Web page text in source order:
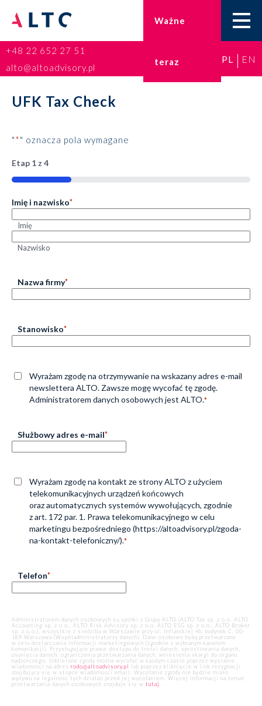
Ważne
teraz
Doradztwo podatkowe
Broker ubezpieczeniowy
Prawo karne dla biznesu
Rozwiązania
Dołącz do nas
Dlaczego ALTO
Case studies
Baza wiedzy
Kontakt
+48 22 652 27 51
alto@altoadvisory.pl
PL EN
UFK Tax Check
"*" oznacza pola wymagane
Etap 1 z 4
25%
Imię i nazwisko*
Imię
Nazwisko
Nazwa firmy*
Stanowisko*
Zgoda*
Wyrażam zgodę na otrzymywanie na wskazany adres e-mail
newslettera ALTO. Zawsze mogę wycofać tę zgodę.
Administratorem danych osobowych jest ALTO.*
Służbowy adres e-mail*
Zgoda*
Wyrażam zgodę na kontakt ze strony ALTO z użyciem
telekomunikacyjnych urządzeń końcowych
oraz automatycznych systemów wywołujących, zgodnie
z art. 172 par. 1. Prawa telekomunikacyjnego w celu
marketingu bezpośredniego (https://altoadvisory.pl/zgoda-
na-kontakt-telefoniczny/).*
Telefon*
Administratorem danych osobowych są spółki z Grupy ALTO (ALTO Tax sp. z o.o. ALTO
Accounting sp. z o.o., ALTO Risk Advisory sp. z o.o. ALTO ESG sp. z o.o., ALTO Broker
sp. z o.o.), wszystkie z siedzibą w Warszawie przy ul. Inflanckiej 4b, budynek C, 00-
189 Warszawa (Współadministratorzy danych). Dane osobowe będą przetwarzane
w celu dostarczania informacji marketingowych (zgodnie z wybranym kanałem
komunikacji). Przysługujące prawa: dostępu do treści danych, sprostowania danych,
usunięcia danych, ograniczenia przetwarzania danych, wniesienia skargi do organu
nadzorczego. Udzielone zgody można wycofać w każdym czasie poprzez wysłanie
wiadomości na adres rodo@altoadvisory.pl lub poprzez kliknięcie w link rezygnacji
znajdujący się w stopce wiadomości email. Wycofanie zgody nie będzie miało
wpływu na legalność tych działań przed jej wycofaniem. Więcej informacji na temat
przetwarzania danych osobowych znajduje się w tutaj